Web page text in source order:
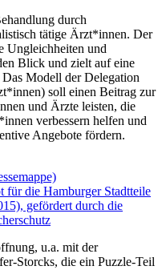
durch
tätige Ärzt*innen. Der
Ungleichheiten und
Blick und zielt auf eine
Modell der Delegation
soll einen Beitrag zur
und Ärzte leisten, die
verbessern helfen und
Angebote fördern.
für die Hamburger Stadtteile
gefördert durch die
u.a. mit der
Storcks, die ein Puzzle-Teil